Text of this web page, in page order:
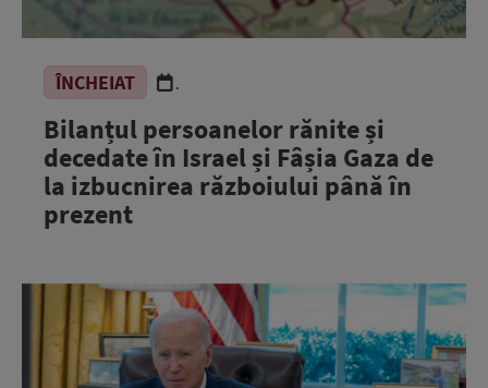
ÎNCHEIAT .
Bilanțul persoanelor rănite și
decedate în Israel și Fâșia Gaza de
la izbucnirea războiului până în
prezent